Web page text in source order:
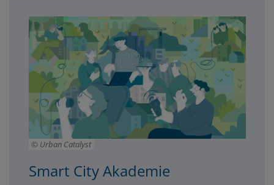
Urban Catalyst
Smart City Akademie